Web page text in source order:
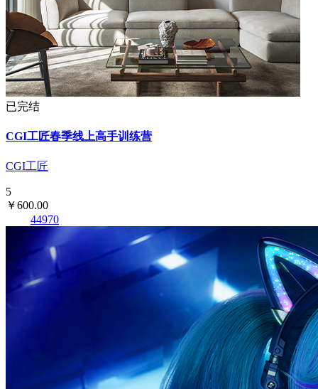
已完结
CGI工匠春季线上高手训练营
CGI工匠
5
￥600.00
44970